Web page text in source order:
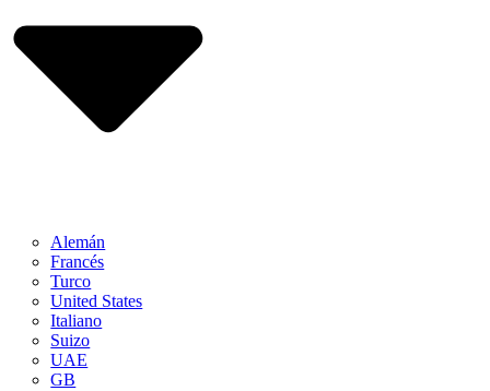
Alemán
Francés
Turco
United States
Italiano
Suizo
UAE
GB